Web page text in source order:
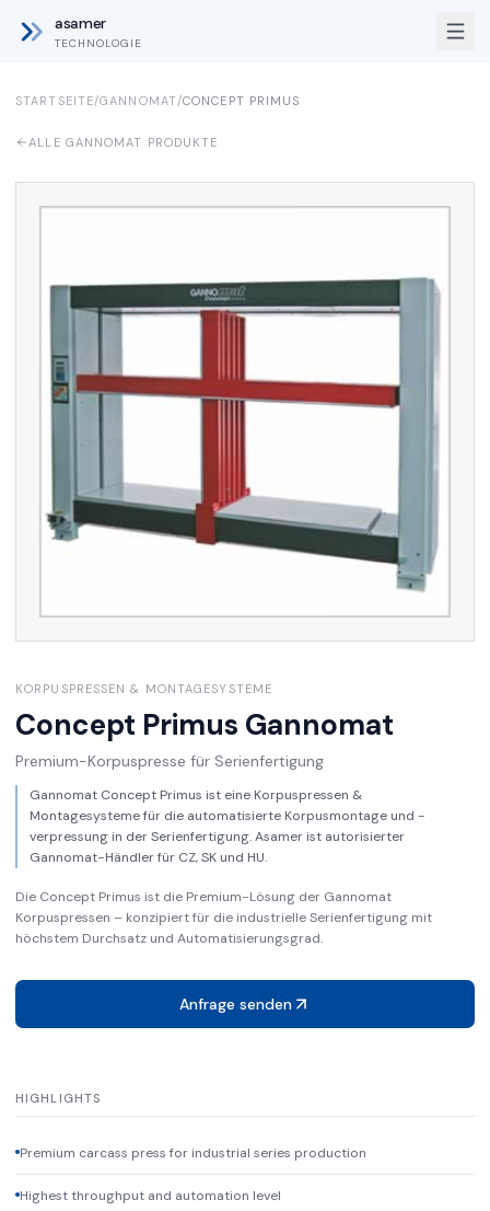
asamer
TECHNOLOGIE
STARTSEITE/GANNOMAT/CONCEPT PRIMUS
ALLE GANNOMAT PRODUKTE
KORPUSPRESSEN & MONTAGESYSTEME
Concept Primus Gannomat
Premium-Korpuspresse für Serienfertigung
Gannomat Concept Primus ist eine Korpuspressen &
Montagesysteme für die automatisierte Korpusmontage und -
verpressung in der Serienfertigung. Asamer ist autorisierter
Gannomat-Händler für CZ, SK und HU.
Die Concept Primus ist die Premium-Lösung der Gannomat
Korpuspressen – konzipiert für die industrielle Serienfertigung mit
höchstem Durchsatz und Automatisierungsgrad.
Anfrage senden
HIGHLIGHTS
Premium carcass press for industrial series production
Highest throughput and automation level